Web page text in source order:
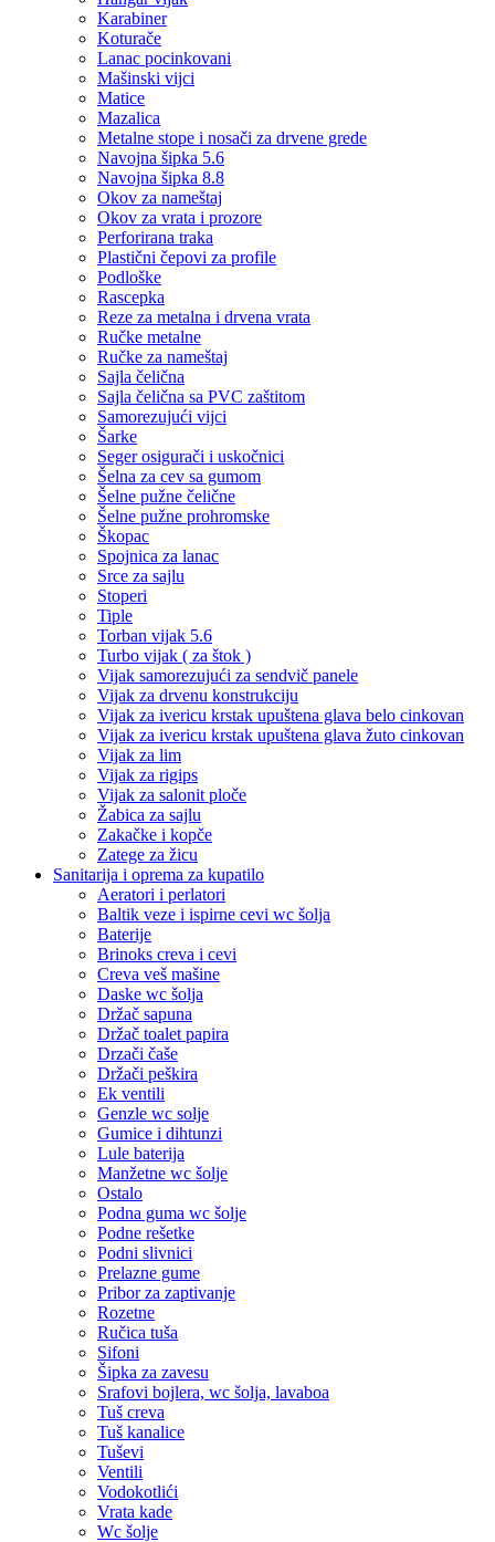
Karabiner
Koturače
Lanac pocinkovani
Mašinski vijci
Matice
Mazalica
Metalne stope i nosači za drvene grede
Navojna šipka 5.6
Navojna šipka 8.8
Okov za nameštaj
Okov za vrata i prozore
Perforirana traka
Plastični čepovi za profile
Podloške
Rascepka
Reze za metalna i drvena vrata
Ručke metalne
Ručke za nameštaj
Sajla čelična
Sajla čelična sa PVC zaštitom
Samorezujući vijci
Šarke
Seger osigurači i uskočnici
Šelna za cev sa gumom
Šelne pužne čelične
Šelne pužne prohromske
Škopac
Spojnica za lanac
Srce za sajlu
Stoperi
Tiple
Torban vijak 5.6
Turbo vijak ( za štok )
Vijak samorezujući za sendvič panele
Vijak za drvenu konstrukciju
Vijak za ivericu krstak upuštena glava belo cinkovan
Vijak za ivericu krstak upuštena glava žuto cinkovan
Vijak za lim
Vijak za rigips
Vijak za salonit ploče
Žabica za sajlu
Zakačke i kopče
Zatege za žicu
Sanitarija i oprema za kupatilo
Aeratori i perlatori
Baltik veze i ispirne cevi wc šolja
Baterije
Brinoks creva i cevi
Creva veš mašine
Daske wc šolja
Držač sapuna
Držač toalet papira
Drzači čaše
Držači peškira
Ek ventili
Genzle wc solje
Gumice i dihtunzi
Lule baterija
Manžetne wc šolje
Ostalo
Podna guma wc šolje
Podne rešetke
Podni slivnici
Prelazne gume
Pribor za zaptivanje
Rozetne
Ručica tuša
Sifoni
Šipka za zavesu
Srafovi bojlera, wc šolja, lavaboa
Tuš creva
Tuš kanalice
Tuševi
Ventili
Vodokotlići
Vrata kade
Wc šolje